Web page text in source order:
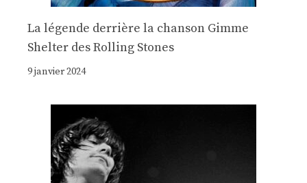
La légende derrière la chanson Gimme
Shelter des Rolling Stones
9 janvier 2024